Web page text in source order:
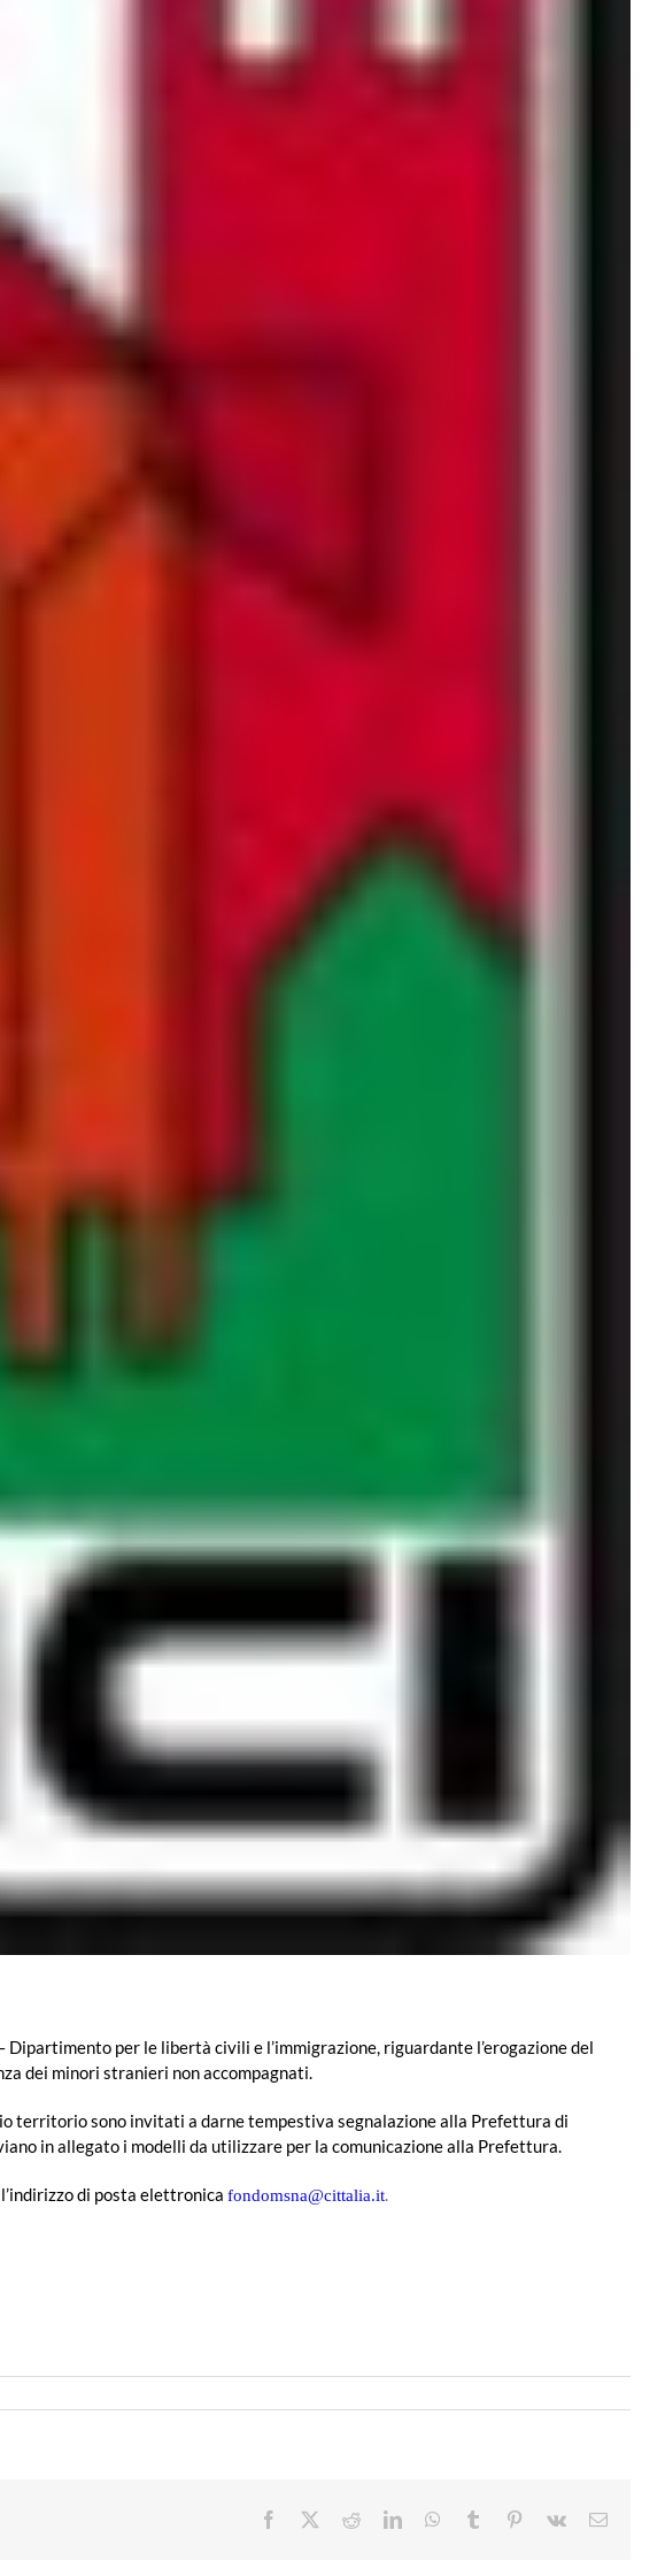
per le libertà civili e l’immigrazione, riguardante l’erogazione del
dei minori stranieri non accompagnati.
territorio sono invitati a darne tempestiva segnalazione alla Prefettura di
in allegato i modelli da utilizzare per la comunicazione alla Prefettura.
di posta elettronica fondomsna@cittalia.it.
Facebook RedditLinkedInWhatsApp
Tumblr Pinterest
Vk Email